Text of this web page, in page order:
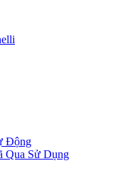
Động
Qua Sử Dụng